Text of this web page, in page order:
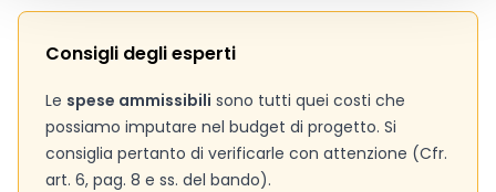
Consigli degli esperti
Le spese ammissibili sono tutti quei costi che
possiamo imputare nel budget di progetto. Si
consiglia pertanto di verificarle con attenzione (Cfr.
art. 6, pag. 8 e ss. del bando).